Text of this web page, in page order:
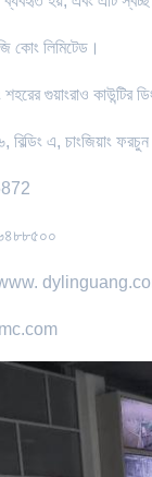
কোং লিমিটেড।
গুয়াংরাও কাউন্টির
এ, চাংজিয়াং